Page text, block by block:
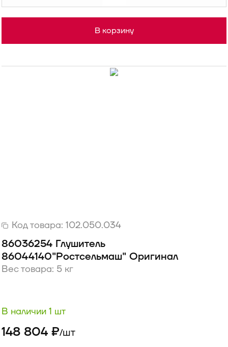
В корзину
Код товара: 102.050.034
86036254 Глушитель
86044140"Ростсельмаш" Оригинал
Вес товара: 5 кг
В наличии 1 шт
148 804 ₽/шт